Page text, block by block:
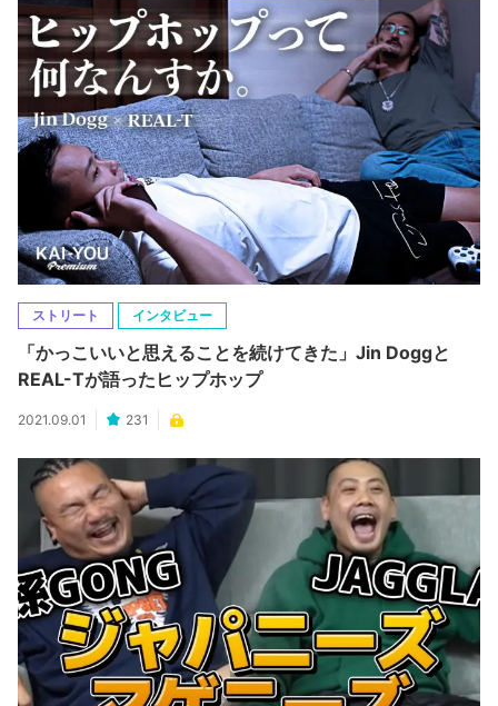
ストリート インタビュー
「かっこいいと思えることを続けてきた」Jin Doggと
REAL-Tが語ったヒップホップ
2021.09.01 231